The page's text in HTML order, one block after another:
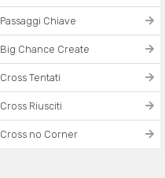
Passaggi Chiave
Big Chance Create
Cross Tentati
Cross Riusciti
Cross no Corner